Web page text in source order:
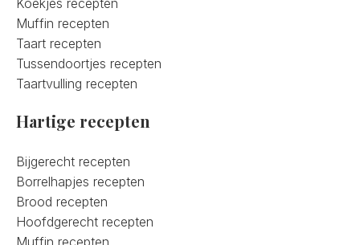
Koekjes recepten
Muffin recepten
Taart recepten
Tussendoortjes recepten
Taartvulling recepten
Hartige recepten
Bijgerecht recepten
Borrelhapjes recepten
Brood recepten
Hoofdgerecht recepten